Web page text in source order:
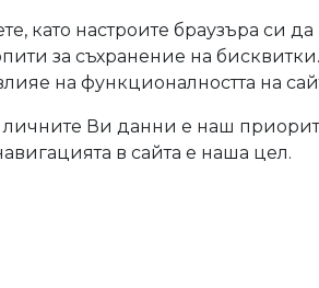
като настроите браузъра си да
за съхранение на бисквитки.
на функционалността на
личните Ви данни е наш
в сайта е наша цел.
Арт. No:
Размер: